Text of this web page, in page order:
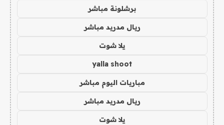
برشلونة مباشر
ريال مدريد مباشر
يلا شوت
yalla shoot
مباريات اليوم مباشر
ريال مدريد مباشر
يلا شوت